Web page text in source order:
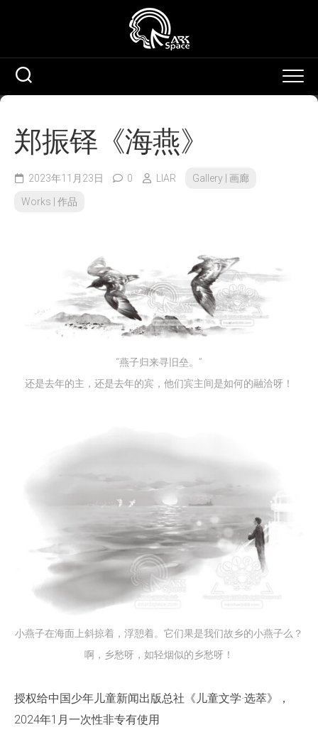
郑振铎《海燕》
2023年11月23日 0 LIAR Gallery | 画廊
Works | 作品
“燕子归来寻旧垒。”
还是去年的主，还是去年的宾，他们宾主间是如何的融洽呀！
小燕子在海面上斜掠着，浮憩着。它们果是我们故乡的小燕子么？
啊，乡愁呀，如轻烟似的乡愁呀！
授权给中国少年儿童新闻出版总社《儿童文学·选萃》，
2024年1月一次性非专有使用